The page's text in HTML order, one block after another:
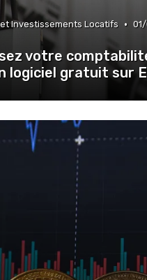
Investissements Locatifs •
votre
logiciel gratuit sur